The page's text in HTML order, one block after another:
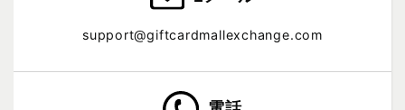
support@giftcardmallexchange.com